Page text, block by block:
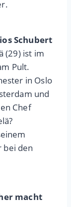
Schubert
(29) ist im
Pult.
in Oslo
und
Chef
bei den
macht